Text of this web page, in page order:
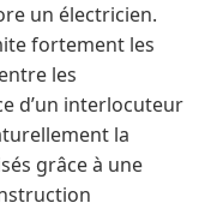
un électricien.
fortement les
les
d’un interlocuteur
la
grâce à une